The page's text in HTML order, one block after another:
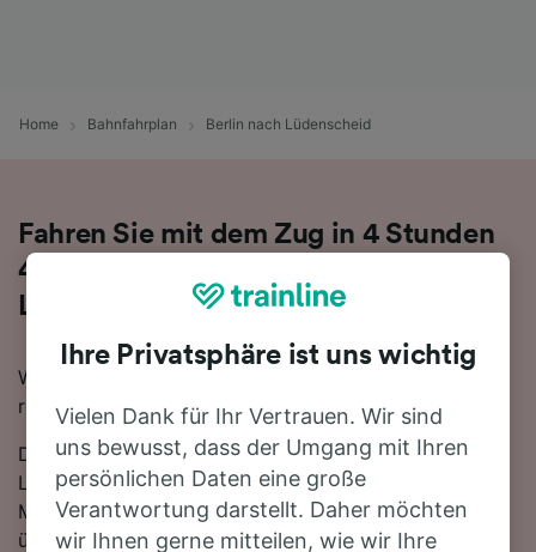
Home Bahnfahrplan Berlin nach Lüdenscheid
Fahren Sie mit dem Zug in 4 Stunden
41 Minuten von Berlin nach
Lüdenscheid
Wenn Sie mit dem Zug von Berlin nach Lüdenscheid
reisen möchten, sind Sie hier genau richtig.
Die schnellste Reisezeit für die Fahrt von Berlin nach
Lüdenscheid mit dem Zug beträgt 4 Stunden 41
Minuten. In der Regel fahren auf dieser Route, die sich
über 421 km erstreckt, etwa 19 Züge am Tag. Sie
Ihre Privatsphäre ist uns wichtig
Vielen Dank für Ihr Vertrauen. Wir sind
uns bewusst, dass der Umgang mit Ihren
persönlichen Daten eine große
Verantwortung darstellt. Daher möchten
wir Ihnen gerne mitteilen, wie wir Ihre